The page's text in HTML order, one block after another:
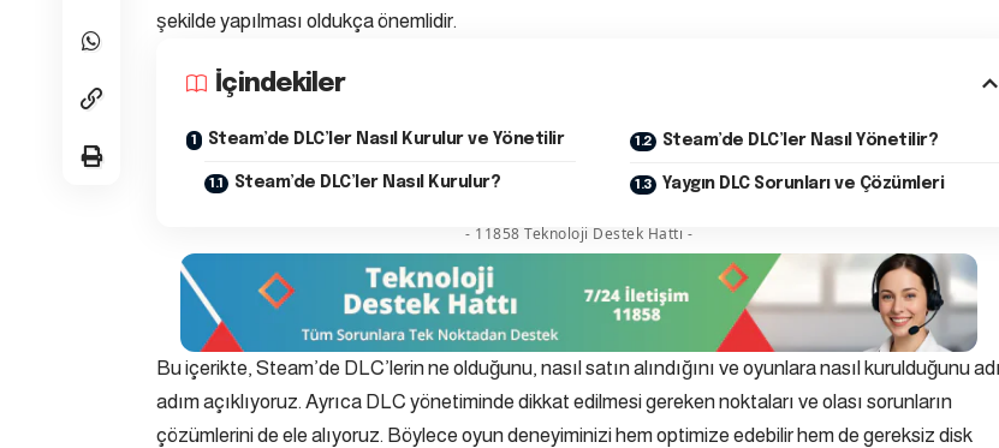
şekilde yapılması oldukça önemlidir.
İçindekiler
Steam’de DLC’ler Nasıl Kurulur ve Yönetilir
Steam’de DLC’ler Nasıl Kurulur?
Steam’de DLC’ler Nasıl Yönetilir?
Yaygın DLC Sorunları ve Çözümleri
- 11858 Teknoloji Destek Hattı -
Bu içerikte, Steam’de DLC’lerin ne olduğunu, nasıl satın alındığını ve oyunlara nasıl kurulduğunu
adım açıklıyoruz. Ayrıca DLC yönetiminde dikkat edilmesi gereken noktaları ve olası sorunların
çözümlerini de ele alıyoruz. Böylece oyun deneyiminizi hem optimize edebilir hem de gereksiz disk